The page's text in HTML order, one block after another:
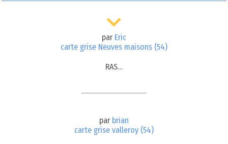
par Eric
carte grise Neuves maisons (54)
RAS…
par brian
carte grise valleroy (54)